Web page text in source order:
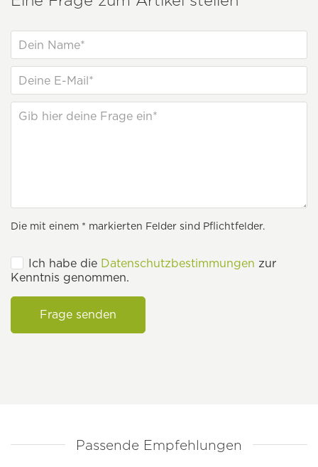
Die mit einem * markierten Felder sind Pflichtfelder.
Ich habe die Datenschutzbestimmungen zur
Kenntnis genommen.
Frage senden
Passende Empfehlungen